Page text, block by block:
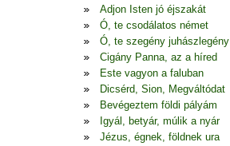
Adjon Isten jó éjszakát
Ó, te csodálatos német
Ó, te szegény juhászlegény
Cigány Panna, az a híred
Este vagyon a faluban
Dicsérd, Sion, Megváltódat
Bevégeztem földi pályám
Igyál, betyár, múlik a nyár
Jézus, égnek, földnek ura